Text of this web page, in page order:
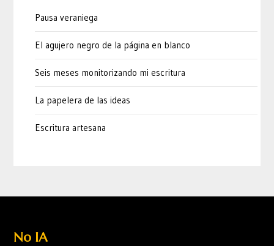
Pausa veraniega
El agujero negro de la página en blanco
Seis meses monitorizando mi escritura
La papelera de las ideas
Escritura artesana
No IA